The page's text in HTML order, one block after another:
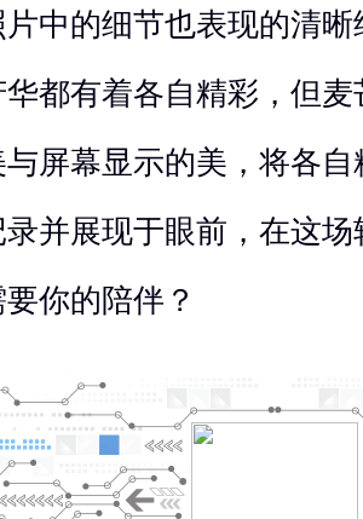
中的细节也表现的清
都有着各自精彩，但
屏幕显示的美，将各
并展现于眼前，在这
你的陪伴？